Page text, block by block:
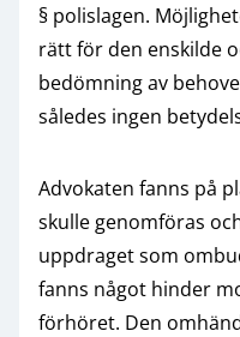
§ polislagen.
rätt för den enskilde
bedömning av
således ingen
Advokaten fanns på
skulle genomföras
uppdraget som
fanns något hinder
förhöret. Den